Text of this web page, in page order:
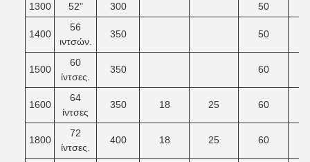
1300 52" 300 50
1400
56
ιντσών.
350 50
1500
60
ίντσες.
350 60
1600
64
ίντσες
350 18 25 60
1800
72
ίντσες.
400 18 25 60